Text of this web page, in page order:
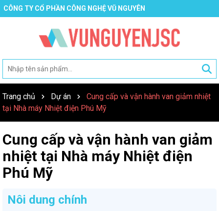
CÔNG TY CỔ PHẦN CÔNG NGHỆ VŨ NGUYÊN
Trang chủ Dự án
Cung cấp và vận hành van giảm nhiệt
tại Nhà máy Nhiệt điện Phú Mỹ
Cung cấp và vận hành van giảm
nhiệt tại Nhà máy Nhiệt điện
Phú Mỹ
Nôi dung chính